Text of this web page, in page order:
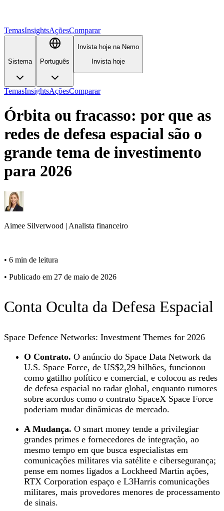
TemasInsightsAçõesComparar
Sistema Português
Invista hoje na Nemo
Invista hoje
TemasInsightsAçõesComparar
Órbita ou fracasso: por que as
redes de defesa espacial são o
grande tema de investimento
para 2026
Aimee Silverwood | Analista financeiro
• 6 min de leitura
• Publicado em 27 de maio de 2026
Conta Oculta da Defesa Espacial
Space Defence Networks: Investment Themes for 2026
O Contrato. O anúncio do Space Data Network da
U.S. Space Force, de US$2,29 bilhões, funcionou
como gatilho político e comercial, e colocou as redes
de defesa espacial no radar global, enquanto rumores
sobre acordos como o contrato SpaceX Space Force
poderiam mudar dinâmicas de mercado.
A Mudança. O smart money tende a privilegiar
grandes primes e fornecedores de integração, ao
mesmo tempo em que busca especialistas em
comunicações militares via satélite e cibersegurança;
pense em nomes ligados a Lockheed Martin ações,
RTX Corporation espaço e L3Harris comunicações
militares, mais provedores menores de processamento
de sinais.